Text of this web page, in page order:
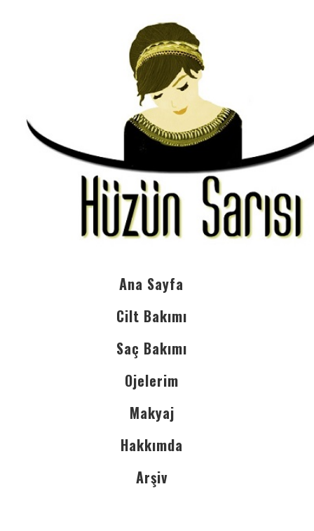
Ana Sayfa
Cilt Bakımı
Saç Bakımı
Ojelerim
Makyaj
Hakkımda
Arşiv